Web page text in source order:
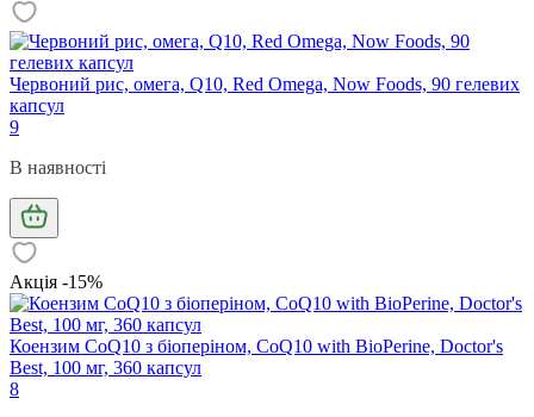
Червоний рис, омега, Q10, Red Omega, Now Foods, 90 гелевих
капсул
9
В наявності
Акція -15%
Коензим CoQ10 з біоперіном, CoQ10 with BioPerine, Doctor's
Best, 100 мг, 360 капсул
8